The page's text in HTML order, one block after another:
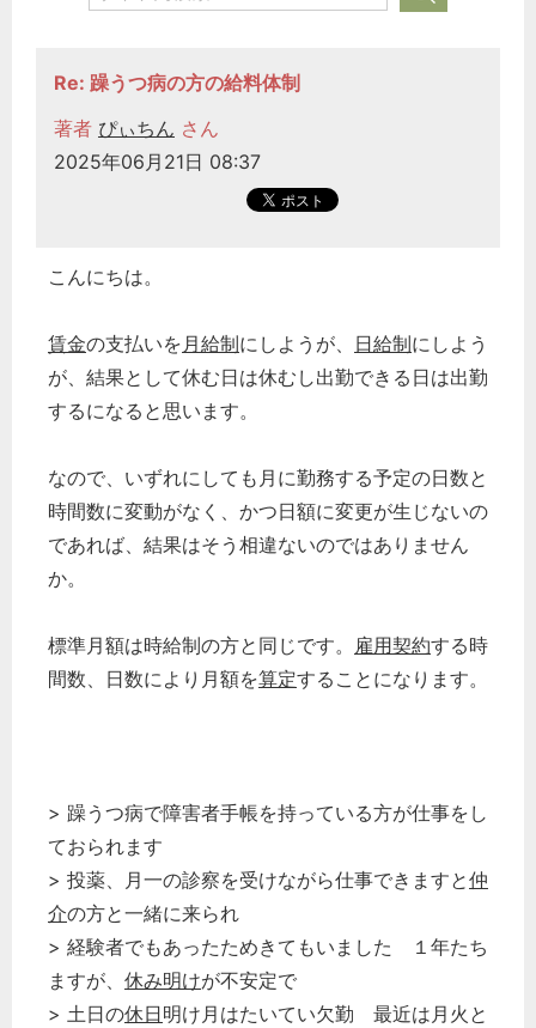
Re: 躁うつ病の方の給料体制
著者 ぴぃちん さん
2025年06月21日 08:37
こんにちは。
賃金の支払いを月給制にしようが、 日給制にしよう
が、結果として休む日は休むし出勤できる日は出勤
するになると思います。
なので、いずれにしても月に勤務する予定の日数と
時間数に変動がなく、かつ日額に変更が生じないの
であれば、結果はそう相違ないのではありません
か。
標準月額は時給制の方と同じです。 雇用契約する時
間数、日数により月額を算定することになります。
> 躁うつ病で障害者手帳を持っている方が仕事をし
ておられます
> 投薬、月一の診察を受けながら仕事できますと仲
介の方と一緒に来られ
> 経験者でもあったためきてもいました １年たち
ますが、 休み明けが不安定で
> 土日の休日明け月はたいてい欠勤 最近は月火と